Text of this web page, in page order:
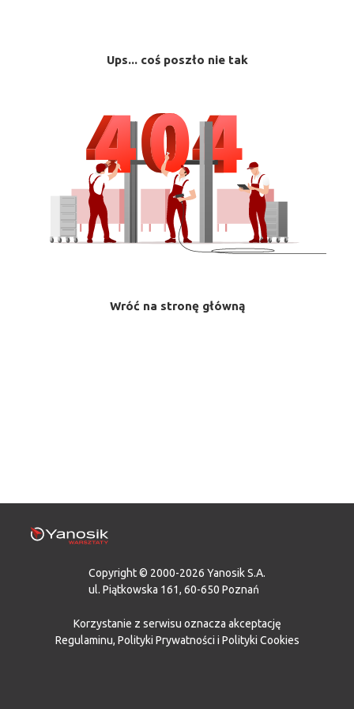
Ups... coś poszło nie tak
Wróć na stronę główną
Copyright © 2000-2026 Yanosik S.A.
ul. Piątkowska 161, 60-650 Poznań
Korzystanie z serwisu oznacza akceptację
Regulaminu, Polityki Prywatności i Polityki Cookies